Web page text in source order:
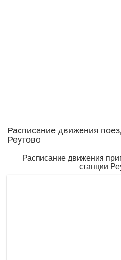
Расписание движения
Реутово
Расписание движения
станции